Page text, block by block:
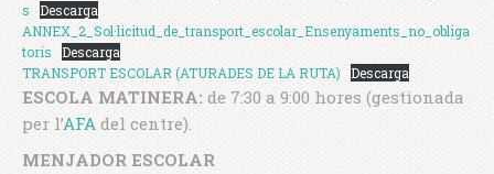
s
Descarga
ANNEX_2_Sol·licitud_de_transport_escolar_Ensenyaments_no_obliga
toris
Descarga
TRANSPORT ESCOLAR (ATURADES DE LA RUTA)
Descarga
ESCOLA MATINERA: de 7:30 a 9:00 hores (gestionada
per l’AFA del centre).
MENJADOR ESCOLAR